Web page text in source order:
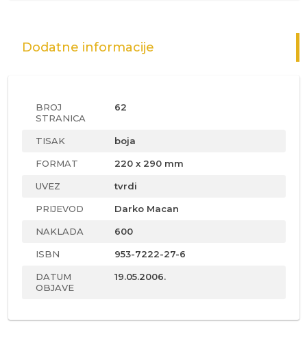
Dodatne informacije
BROJ
STRANICA
62
TISAK boja
FORMAT 220 x 290 mm
UVEZ tvrdi
PRIJEVOD Darko Macan
NAKLADA 600
ISBN 953-7222-27-6
DATUM
OBJAVE
19.05.2006.